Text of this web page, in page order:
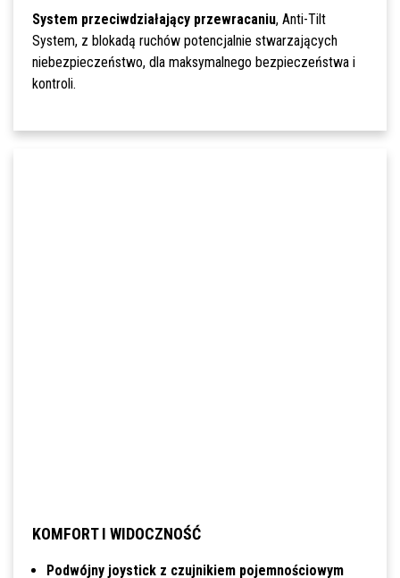
System przeciwdziałający przewracaniu, Anti-Tilt
System, z blokadą ruchów potencjalnie stwarzających
niebezpieczeństwo, dla maksymalnego bezpieczeństwa i
kontroli.
KOMFORT I WIDOCZNOŚĆ
Podwójny joystick z czujnikiem pojemnościowym